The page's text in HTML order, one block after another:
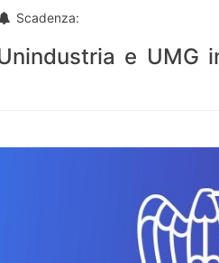
Scadenza:
e UMG